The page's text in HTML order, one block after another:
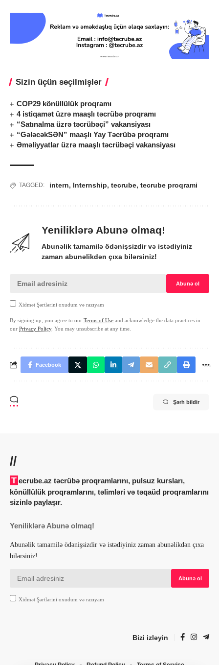
Sizin üçün seçilmişlər
COP29 könüllülük proqramı
4 istiqamət üzrə maaşlı təcrübə proqramı
“Satınalma üzrə təcrübəçi” vakansiyası
“GələcəkSƏN” maaşlı Yay Təcrübə proqramı
Əməliyyatlar üzrə maaşlı təcrübəçi vakansiyası
TAGGED: intern, Internship, tecrube, tecrube proqrami
Yeniliklərə Abunə olmaq!
Abunəlik tamamilə ödənişsizdir və istədiyiniz
zaman abunəlikdən çıxa bilərsiniz!
Xidmət Şərtlərini oxudum və razıyam
By signing up, you agree to our Terms of Use and acknowledge the data practices in
our Privacy Policy. You may unsubscribe at any time.
Facebook
Şərh bildir
//
Tecrube.az təcrübə proqramlarını, pulsuz kursları,
könüllülük proqramlarını, təlimləri və təqaüd proqramlarını
sizinlə paylaşır.
Yeniliklərə Abunə olmaq!
Abunəlik tamamilə ödənişsizdir və istədiyiniz zaman abunəlikdən çıxa
bilərsiniz!
Xidmət Şərtlərini oxudum və razıyam
Bizi izləyin